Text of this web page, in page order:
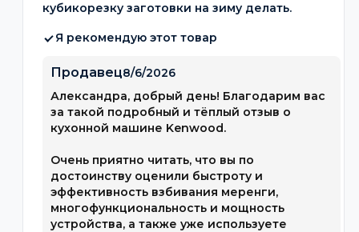
кубикорезку заготовки на зиму делать.
Я рекомендую этот товар
Продавец8/6/2026
Александра, добрый день! Благодарим вас
за такой подробный и тёплый отзыв о
кухонной машине Kenwood.
Очень приятно читать, что вы по
достоинству оценили быстроту и
эффективность взбивания меренги,
многофункциональность и мощность
устройства, а также уже используете